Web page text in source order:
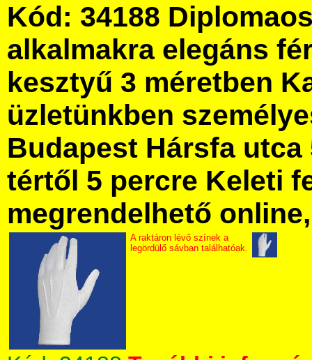
Kód: 34188
alkalmakra elegáns
kesztyű 3 méretben
üzletünkben
Budapest Hársfa utca
tértől 5 percre Keleti
megrendelhető
A raktáron lévő színek a
legördülő sávban találhatóak.